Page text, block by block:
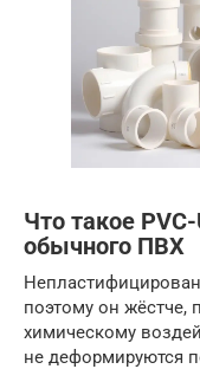
Что такое
обычного ПВХ
поэтому он жёстче,
химическому
не деформируются